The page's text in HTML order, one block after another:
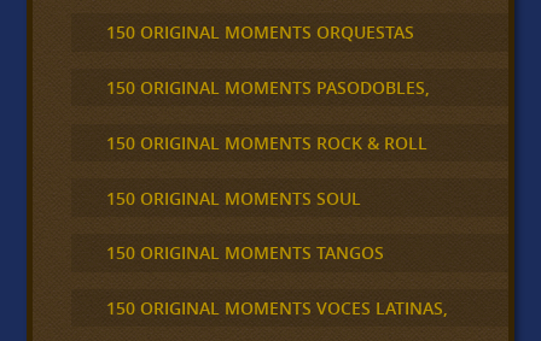
150 ORIGINAL MOMENTS ORQUESTAS
150 ORIGINAL MOMENTS PASODOBLES,
150 ORIGINAL MOMENTS ROCK & ROLL
150 ORIGINAL MOMENTS SOUL
150 ORIGINAL MOMENTS TANGOS
150 ORIGINAL MOMENTS VOCES LATINAS,